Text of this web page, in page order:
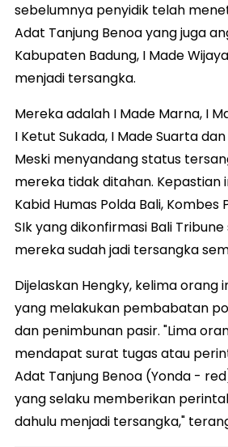
sebelumnya penyidik telah
Adat Tanjung Benoa yang juga
Kabupaten Badung, I Made
menjadi tersangka.
Mereka adalah I Made Marna, I
I Ketut Sukada, I Made Suarta
Meski menyandang status
mereka tidak ditahan. Kepastian
Kabid Humas Polda Bali, Kombes
SIk yang dikonfirmasi Bali
mereka sudah jadi tersangka
Dijelaskan Hengky, kelima orang
yang melakukan pembabatan
dan penimbunan pasir. "Lima
mendapat surat tugas atau
Adat Tanjung Benoa (Yonda -
yang selaku memberikan
dahulu menjadi tersangka,"